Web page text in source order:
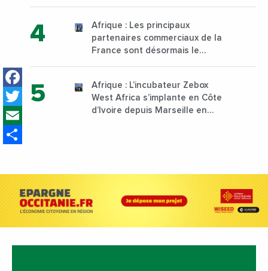
Facebook
Twitter
sur son campus de Karen à
Nairobi dès janvier 2023
Afrique : Les principaux
partenaires commerciaux de la
France sont désormais le
Afrique : L’incubateur Zebox
West Africa s’implante en Côte
d’Ivoire depuis Marseille en